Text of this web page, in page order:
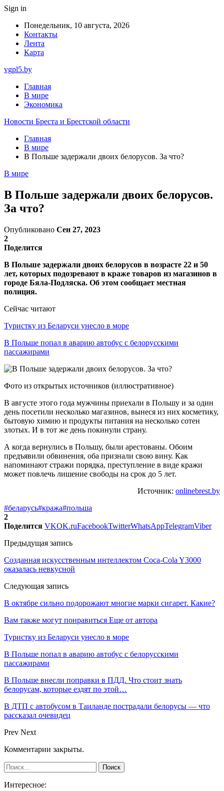
Sign in
Понедельник, 10 августа, 2026
Контакты
Лента
Карта
vgpl5.by
Главная
В мире
Экономика
Новости Бреста и Брестской области
Главная
В мире
В Польше задержали двоих белорусов. За что?
В мире
В Польше задержали двоих белорусов.
За что?
Опубликовано Сен 27, 2023
2
Поделится
В Польше задержали двоих белорусов в возрасте 22 и 50
лет, которых подозревают в краже товаров из магазинов в
городе Бяла-Подляска. Об этом сообщает местная
полиция.
Сейчас читают
Туристку из Беларуси унесло в море
В Польше попал в аварию автобус с белорусскими
пассажирами
Фото из открытых источников (иллюстративное)
В августе этого года мужчины приехали в Польшу и за один
день посетили несколько магазинов, вынеся из них косметику,
бытовую химию и продукты питания на несколько сотен
злотых. И в тот же день покинули страну.
А когда вернулись в Польшу, были арестованы. Обоим
предъявили обвинения, оба признали свою вину. Как
напоминают стражи порядка, преступление в виде кражи
может повлечь лишение свободы на срок до 5 лет.
Источник: onlinebrest.by
#беларусь#кража#польша
2
Поделится VKOK.ruFacebookTwitterWhatsAppTelegramViber
Предыдущая запись
Созданная искусственным интеллектом Coca-Cola Y3000
оказалась невкусной
Следующая запись
В октябре сильно подорожают многие марки сигарет. Какие?
Вам также могут понравиться Еще от автора
Туристку из Беларуси унесло в море
В Польше попал в аварию автобус с белорусскими
пассажирами
В Польше внесли поправки в ПДД. Что стоит знать
белорусам, которые ездят по этой…
В ДТП с автобусом в Таиланде пострадали белорусы — что
рассказал очевидец
Prev Next
Комментарии закрыты.
Интересное: